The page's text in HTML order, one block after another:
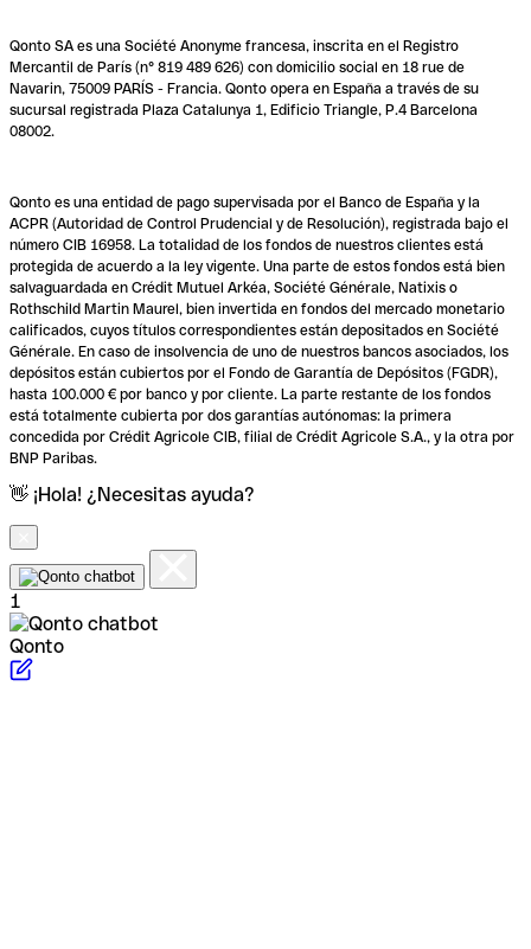
Qonto SA es una Société Anonyme francesa, inscrita en el Registro
Mercantil de París (n° 819 489 626) con domicilio social en 18 rue de
Navarin, 75009 PARÍS - Francia. Qonto opera en España a través de su
sucursal registrada Plaza Catalunya 1, Edificio Triangle, P.4 Barcelona
08002.
Qonto es una entidad de pago supervisada por el Banco de España y la
ACPR (Autoridad de Control Prudencial y de Resolución), registrada bajo el
número CIB 16958. La totalidad de los fondos de nuestros clientes está
protegida de acuerdo a la ley vigente. Una parte de estos fondos está bien
salvaguardada en Crédit Mutuel Arkéa, Société Générale, Natixis o
Rothschild Martin Maurel, bien invertida en fondos del mercado monetario
calificados, cuyos títulos correspondientes están depositados en Société
Générale. En caso de insolvencia de uno de nuestros bancos asociados, los
depósitos están cubiertos por el Fondo de Garantía de Depósitos (FGDR),
hasta 100.000 € por banco y por cliente. La parte restante de los fondos
está totalmente cubierta por dos garantías autónomas: la primera
concedida por Crédit Agricole CIB, filial de Crédit Agricole S.A., y la otra por
BNP Paribas.
👋 ¡Hola! ¿Necesitas ayuda?
1
Qonto